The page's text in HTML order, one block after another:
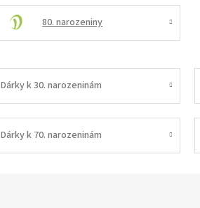
80. narozeniny
Dárky k 30. narozeninám
Dárky k 70. narozeninám